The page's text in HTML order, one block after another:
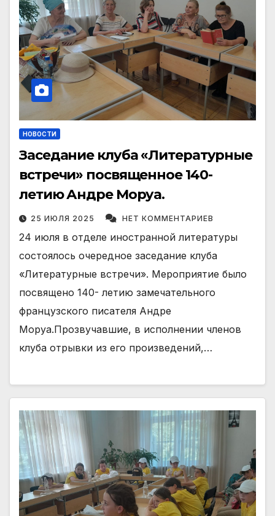
НОВОСТИ
Заседание клуба «Литературные
встречи» посвященное 140-
летию Андре Моруа.
25 ИЮЛЯ 2025 НЕТ КОММЕНТАРИЕВ
24 июля в отделе иностранной литературы
состоялось очередное заседание клуба
«Литературные встречи». Мероприятие было
посвящено 140- летию замечательного
французского писателя Андре
Моруа.Прозвучавшие, в исполнении членов
клуба отрывки из его произведений,…